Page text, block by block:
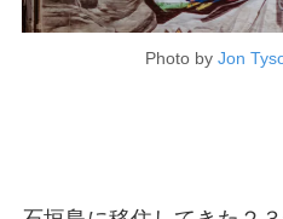
Photo by Jon